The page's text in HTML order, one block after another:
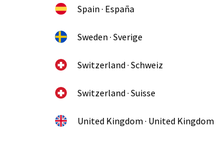
Spain · España
Sweden · Sverige
Switzerland · Schweiz
Switzerland · Suisse
United Kingdom · United Kingdom